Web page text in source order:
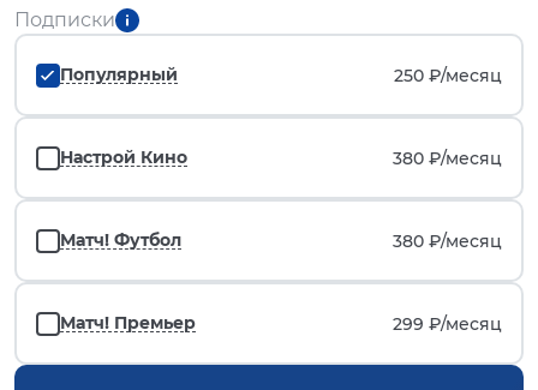
Подписки
Популярный 250 ₽/месяц
Настрой Кино 380 ₽/месяц
Матч! Футбол 380 ₽/месяц
Матч! Премьер 299 ₽/месяц